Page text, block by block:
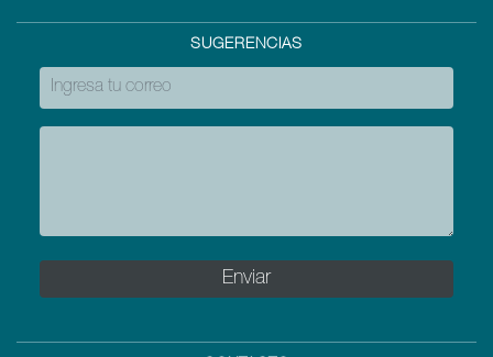
SUGERENCIAS